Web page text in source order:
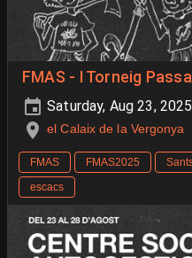
FMAS - I Torneig
Saturday, Aug 23,
el Calaix de la Vergonya
FMAS FMAS2025
escacs